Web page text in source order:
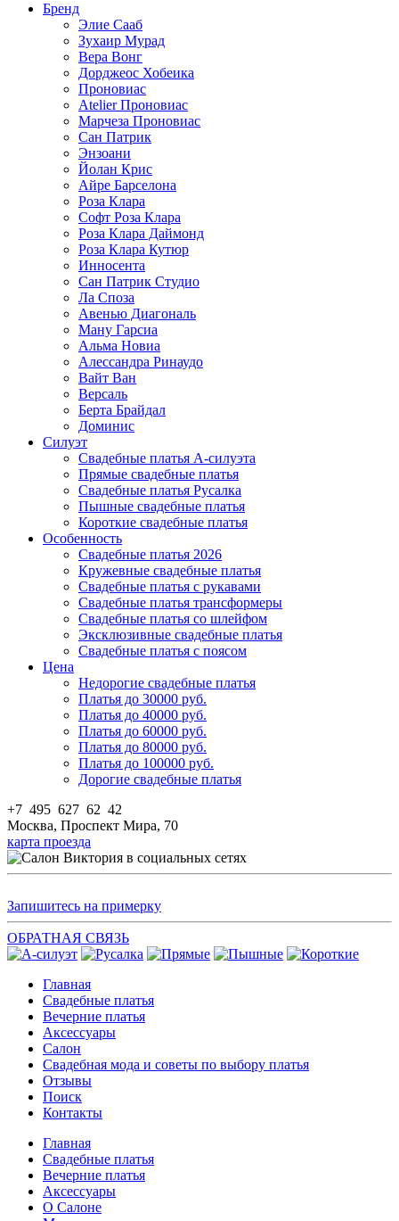
Бренд
Элие Сааб
Зухаир Мурад
Вера Вонг
Дорджеос Хобеика
Проновиас
Atelier Проновиас
Марчеза Проновиас
Сан Патрик
Энзоани
Йолан Крис
Айре Барселона
Роза Клара
Софт Роза Клара
Роза Клара Даймонд
Роза Клара Кутюр
Инносента
Сан Патрик Студио
Ла Споза
Авенью Диагональ
Ману Гарсиа
Альма Новиа
Алессандра Ринаудо
Вайт Ван
Версаль
Берта Брайдал
Доминис
Силуэт
Свадебные платья А-силуэта
Прямые свадебные платья
Свадебные платья Русалка
Пышные свадебные платья
Короткие свадебные платья
Особенность
Свадебные платья 2026
Кружевные свадебные платья
Свадебные платья с рукавами
Свадебные платья трансформеры
Свадебные платья со шлейфом
Эксклюзивные свадебные платья
Свадебные платья с поясом
Цена
Недорогие свадебные платья
Платья до 30000 руб.
Платья до 40000 руб.
Платья до 60000 руб.
Платья до 80000 руб.
Платья до 100000 руб.
Дорогие свадебные платья
+7 495 627 62 42
Москва, Проспект Мира, 70
карта проезда
Запишитесь на примерку
ОБРАТНАЯ СВЯЗЬ
Главная
Свадебные платья
Вечерние платья
Аксессуары
Салон
Свадебная мода и советы по выбору платья
Отзывы
Поиск
Контакты
Главная
Свадебные платья
Вечерние платья
Аксессуары
О Салоне